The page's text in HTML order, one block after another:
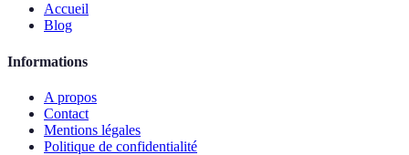
Accueil
Blog
Informations
A propos
Contact
Mentions légales
Politique de confidentialité